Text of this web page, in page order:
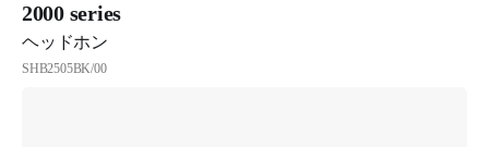
2000 series
ヘッドホン
SHB2505BK/00